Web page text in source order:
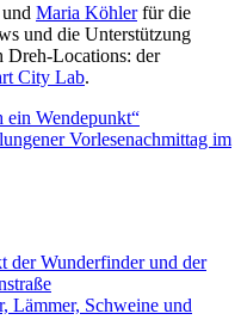
und Maria Köhlerfür die
und die Unterstützung
Dreh-Locations: der
City Lab.
Wendepunkt“
Vorlesenachmittag im
der Wunderfinder und der
Lämmer, Schweine und